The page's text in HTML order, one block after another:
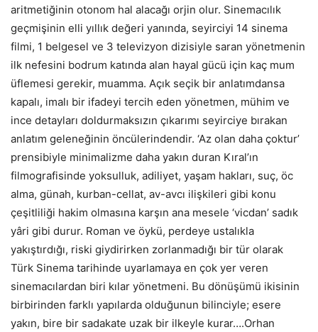
aritmetiğinin otonom hal alacağı orjin olur. Sinemacılık
geçmişinin elli yıllık değeri yanında, seyirciyi 14 sinema
filmi, 1 belgesel ve 3 televizyon dizisiyle saran yönetmenin
ilk nefesini bodrum katında alan hayal gücü için kaç mum
üflemesi gerekir, muamma. Açık seçik bir anlatımdansa
kapalı, imalı bir ifadeyi tercih eden yönetmen, mühim ve
ince detayları doldurmaksızın çıkarımı seyirciye bırakan
anlatım geleneğinin öncülerindendir. ‘Az olan daha çoktur’
prensibiyle minimalizme daha yakın duran Kıral’ın
filmografisinde yoksulluk, adiliyet, yaşam hakları, suç, öc
alma, günah, kurban-cellat, av-avcı ilişkileri gibi konu
çeşitliliği hakim olmasına karşın ana mesele ‘vicdan’ sadık
yâri gibi durur. Roman ve öykü, perdeye ustalıkla
yakıştırdığı, riski giydirirken zorlanmadığı bir tür olarak
Türk Sinema tarihinde uyarlamaya en çok yer veren
sinemacılardan biri kılar yönetmeni. Bu dönüşümü ikisinin
birbirinden farklı yapılarda olduğunun bilinciyle; esere
yakın, bire bir sadakate uzak bir ilkeyle kurar….Orhan